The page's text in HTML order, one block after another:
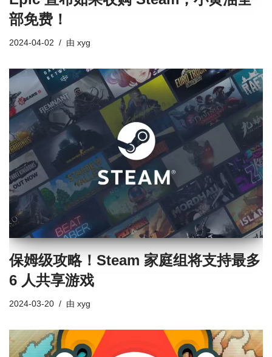
部免费！
2024-04-02 由 xyg
保姆级攻略！Steam 家庭组将支持最多
6 人共享游戏
2024-03-20 由 xyg